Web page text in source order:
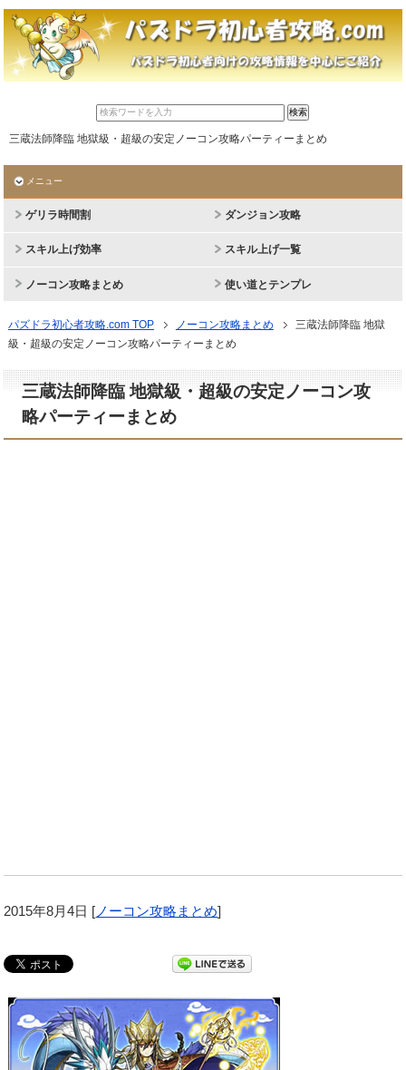
三蔵法師降臨 地獄級・超級の安定ノーコン攻略パーティーまとめ
メニュー
ゲリラ時間割 ダンジョン攻略
スキル上げ効率 スキル上げ一覧
ノーコン攻略まとめ 使い道とテンプレ
パズドラ初心者攻略.com TOP ノーコン攻略まとめ
三蔵法師降臨 地獄
級・超級の安定ノーコン攻略パーティーまとめ
三蔵法師降臨 地獄級・超級の安定ノーコン攻
略パーティーまとめ
2015年8月4日 [ ノーコン攻略まとめ]